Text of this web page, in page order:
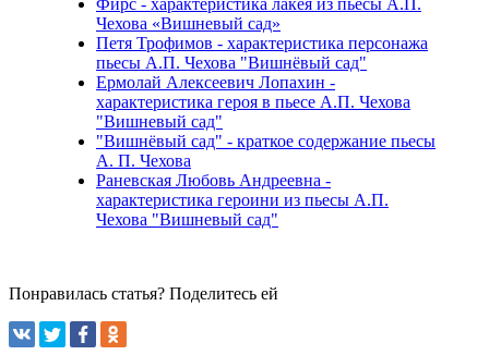
Фирс - характеристика лакея из пьесы А.П.
Чехова «Вишневый сад»
Петя Трофимов - характеристика персонажа
пьесы А.П. Чехова "Вишнёвый сад"
Ермолай Алексеевич Лопахин -
характеристика героя в пьесе А.П. Чехова
"Вишневый сад"
"Вишнёвый сад" - краткое содержание пьесы
А. П. Чехова
Раневская Любовь Андреевна -
характеристика героини из пьесы А.П.
Чехова "Вишневый сад"
Понравилась статья? Поделитесь ей